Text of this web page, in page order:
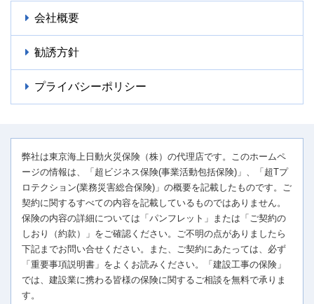
会社概要
勧誘方針
プライバシーポリシー
弊社は東京海上日動火災保険（株）の代理店です。このホームペ
ージの情報は、「超ビジネス保険(事業活動包括保険)」、「超Tプ
ロテクション(業務災害総合保険)」の概要を記載したものです。ご
契約に関するすべての内容を記載しているものではありません。
保険の内容の詳細については「パンフレット」または「ご契約の
しおり（約款）」をご確認ください。ご不明の点がありましたら
下記までお問い合せください。また、ご契約にあたっては、必ず
「重要事項説明書」をよくお読みください。「建設工事の保険」
では、建設業に携わる皆様の保険に関するご相談を無料で承りま
す。